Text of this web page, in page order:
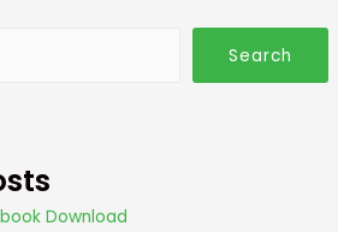
Search
Download